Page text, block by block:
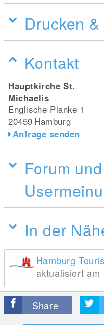
Drucken
Kontakt
Hauptkirche St.
Michaelis
Englische Planke 1
20459 Hamburg
Anfrage senden
Forum und
In der
Hamburg
aktualisiert am
Share